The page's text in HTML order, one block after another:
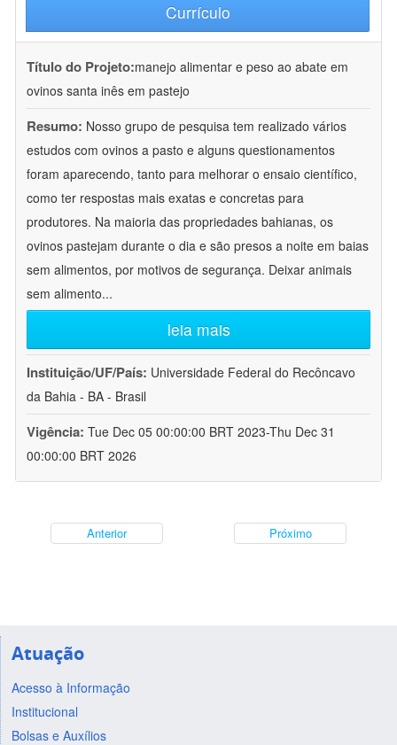
Currículo
Título do Projeto:manejo alimentar e peso ao abate em
ovinos santa inês em pastejo
Resumo: Nosso grupo de pesquisa tem realizado vários
estudos com ovinos a pasto e alguns questionamentos
foram aparecendo, tanto para melhorar o ensaio científico,
como ter respostas mais exatas e concretas para
produtores. Na maioria das propriedades bahianas, os
ovinos pastejam durante o dia e são presos a noite em baias
sem alimentos, por motivos de segurança. Deixar animais
sem alimento...
leia mais
Instituição/UF/País: Universidade Federal do Recôncavo
da Bahia - BA - Brasil
Vigência: Tue Dec 05 00:00:00 BRT 2023-Thu Dec 31
00:00:00 BRT 2026
Anterior Próximo
Atuação
Acesso à Informação
Institucional
Bolsas e Auxílios